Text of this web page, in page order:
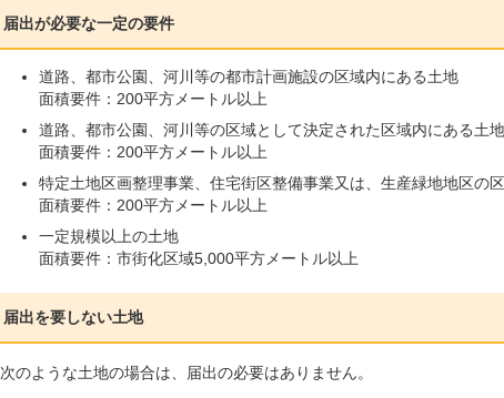
届出が必要な一定の要件
道路、都市公園、河川等の都市計画施設の区域内にある土地
面積要件：200平方メートル以上
道路、都市公園、河川等の区域として決定された区域内にある土地
面積要件：200平方メートル以上
特定土地区画整理事業、住宅街区整備事業又は、生産緑地地区の
面積要件：200平方メートル以上
一定規模以上の土地
面積要件：市街化区域5,000平方メートル以上
届出を要しない土地
次のような土地の場合は、届出の必要はありません。